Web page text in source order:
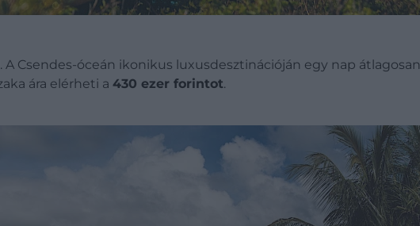
A Csendes-óceán ikonikus luxusdesztinációján egy nap átlagosan
ára elérheti a 430 ezer forintot.